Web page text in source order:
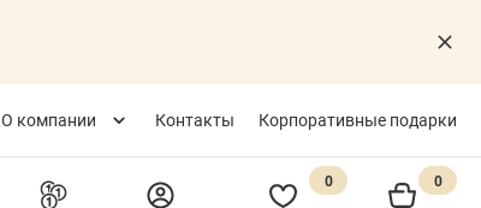
О компании Контакты Корпоративные подарки
0 0